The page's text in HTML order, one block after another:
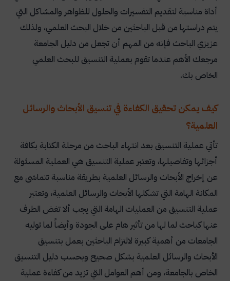
أداة مناسبة لتقديم التفسيرات والحلول للظواهر والمشاكل التي
يتم دراستها من قبل الباحثين من خلال البحث العلمي، ولذلك
عزيزي الباحث فإنه من المهم أن تجعل من دليل الجامعة
مرجعك الأهم عندما تقوم بعملية التنسيق للبحث العلمي
الخاص بك.
كيف يمكن تحقيق الكفاءة في تنسيق الأبحاث والرسائل
العلمية؟
تأتي عملية التنسيق بعد انتهاء الباحث من مرحلة الكتابة بكافة
أجزائها وتفاصيلها، وتعتبر عملية التنسيق هي العملية المسئولة
عن إخراج الأبحاث والرسائل العلمية بطريقة مناسبة تتماشى مع
المكانة الهامة التي تشكلها الأبحاث والرسائل العلمية، وتعتبر
عملية التنسيق من العمليات الهامة التي يجب ألا تغض الطرف
عنها كباحث لما لها من تأثير هام على الجودة وأيضاً لما توليه
الجامعات من أهمية كبيرة لالتزام الباحثين بعمل بتنسيق
الأبحاث والرسائل العلمية بشكل صحيح وبحسب دليل التنسيق
الخاص بالجامعة، ومن أهم العوامل التي تزيد من كفاءة عملية